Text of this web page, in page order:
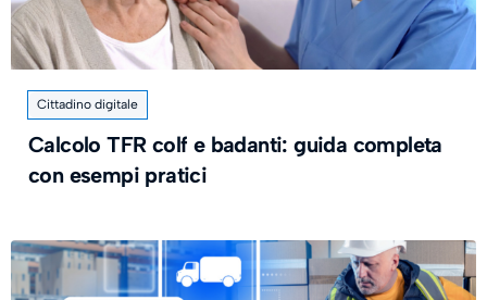
Cittadino digitale
Calcolo TFR colf e badanti: guida completa
con esempi pratici